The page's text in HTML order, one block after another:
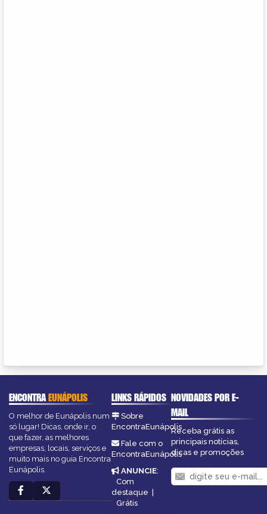
ENCONTRAEUNÁPOLIS
O melhor de Eunápolis num
só lugar! Dicas, onde ir, o
que fazer, as melhores
empresas, locais, serviços e
muito mais no guia Encontra
Eunápolis.
LINKS RÁPIDOS
Sobre
EncontraEunápolis
Fale com o
EncontraEunápolis
ANUNCIE:
Com
destaque |
Grátis
NOVIDADES POR E-
MAIL
Receba grátis as
principais notícias,
dicas e promoções